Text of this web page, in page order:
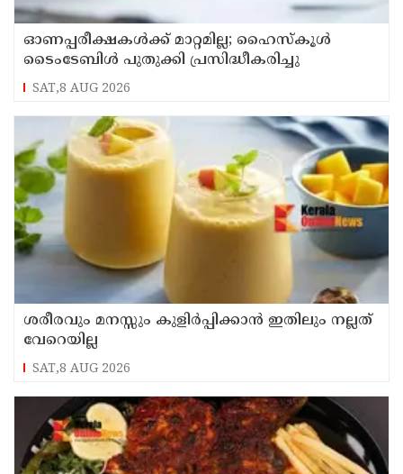
ഓണപ്പരീക്ഷകള്‍ക്ക് മാറ്റമില്ല; ഹൈസ്കൂള്‍
ടൈംടേബിള്‍ പുതുക്കി പ്രസിദ്ധീകരിച്ചു
SAT,8 AUG 2026
ശരീരവും മനസ്സും കുളിർപ്പിക്കാൻ ഇതിലും നല്ലത്
വേറെയില്ല
SAT,8 AUG 2026